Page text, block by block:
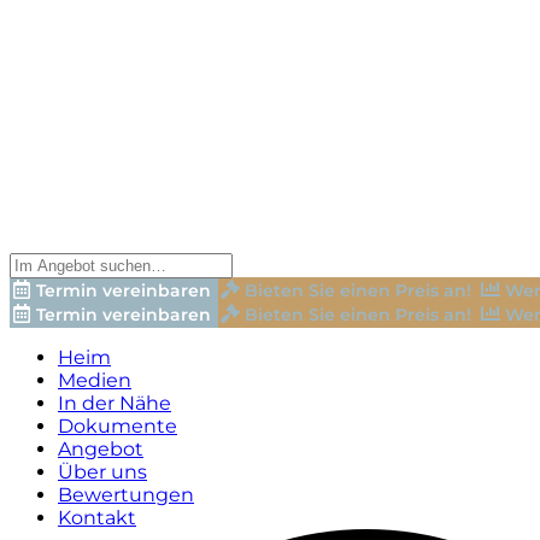
Termin vereinbaren Bieten Sie einen Preis an!
Termin vereinbaren
Bieten Sie einen Preis an!
Heim
Medien
In der Nähe
Dokumente
Angebot
Über uns
Bewertungen
Kontakt